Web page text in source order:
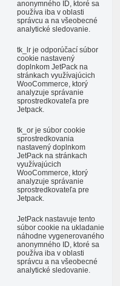
anonymného ID, ktoré sa
používa iba v oblasti
správcu a na všeobecné
analytické sledovanie.
tk_lr je odporúčací súbor
cookie nastavený
doplnkom JetPack na
stránkach využívajúcich
WooCommerce, ktorý
analyzuje správanie
sprostredkovateľa pre
Jetpack.
tk_or je súbor cookie
sprostredkovania
nastavený doplnkom
JetPack na stránkach
využívajúcich
WooCommerce, ktorý
analyzuje správanie
sprostredkovateľa pre
Jetpack.
JetPack nastavuje tento
súbor cookie na ukladanie
náhodne vygenerovaného
anonymného ID, ktoré sa
používa iba v oblasti
správcu a na všeobecné
analytické sledovanie.